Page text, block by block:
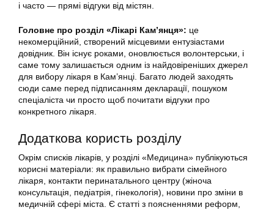
і часто — прямі відгуки від містян.
Головне про розділ «Лікарі Кам’янця»: це
некомерційний, створений місцевими ентузіастами
довідник. Він існує роками, оновлюється волонтерськи, і
саме тому залишається одним із найдовіреніших джерел
для вибору лікаря в Кам’янці. Багато людей заходять
сюди саме перед підписанням декларації, пошуком
спеціаліста чи просто щоб почитати відгуки про
конкретного лікаря.
Додаткова користь розділу
Окрім списків лікарів, у розділі «Медицина» публікуються
корисні матеріали: як правильно вибрати сімейного
лікаря, контакти перинатального центру (жіноча
консультація, педіатрія, гінекологія), новини про зміни в
медичній сфері міста. Є статті з поясненнями реформ,